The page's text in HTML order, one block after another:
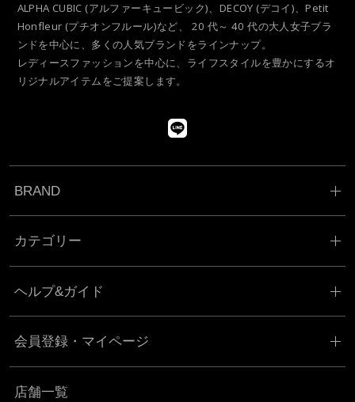
ALPHA CUBIC (アルファーキュービック)、DECOY (デコイ)、Petit
Honfleur (プチオンフルール)など、 20 代～ 40 代の大人女子ブラ
ンドを中心に、多くの人気ブランドをラインナップ。
レディースファッションを中心に、ライフスタイルを豊かにするオ
リジナルアイテムをご提案します。
BRAND
カテゴリー
ヘルプ&ガイド
会員登録・マイページ
店舗一覧